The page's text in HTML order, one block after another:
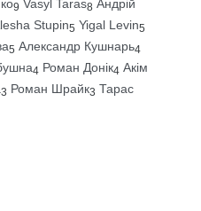
9 Vasyl Taras8 Андрій
Stupin5 Yigal Levin5
5 Александр Кушнарь4
4 Роман Донік4 Акім
3 Роман Шрайк3 Тарас